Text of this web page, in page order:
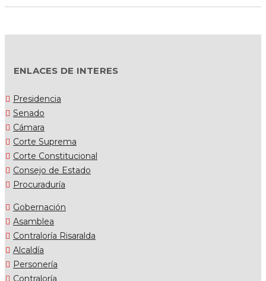
ENLACES DE INTERES
Presidencia
Senado
Cámara
Corte Suprema
Corte Constitucional
Consejo de Estado
Procuraduría
Gobernación
Asamblea
Contraloría Risaralda
Alcaldía
Personería
Contraloría